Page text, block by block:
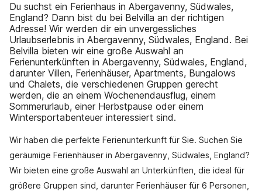
Du suchst ein Ferienhaus in Abergavenny, Südwales,
England? Dann bist du bei Belvilla an der richtigen
Adresse! Wir werden dir ein unvergessliches
Urlaubserlebnis in Abergavenny, Südwales, England. Bei
Belvilla bieten wir eine große Auswahl an
Ferienunterkünften in Abergavenny, Südwales, England,
darunter Villen, Ferienhäuser, Apartments, Bungalows
und Chalets, die verschiedenen Gruppen gerecht
werden, die an einem Wochenendausflug, einem
Sommerurlaub, einer Herbstpause oder einem
Wintersportabenteuer interessiert sind.
Wir haben die perfekte Ferienunterkunft für Sie. Suchen Sie
geräumige Ferienhäuser in Abergavenny, Südwales, England?
Wir bieten eine große Auswahl an Unterkünften, die ideal für
größere Gruppen sind, darunter Ferienhäuser für 6 Personen,